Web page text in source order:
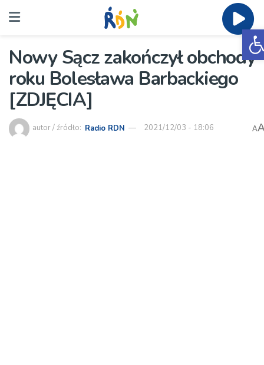
Nowy Sącz zakończył obchody
roku Bolesława Barbackiego
[ZDJĘCIA]
autor / źródło: Radio RDN 2021/12/03 - 18:06 A